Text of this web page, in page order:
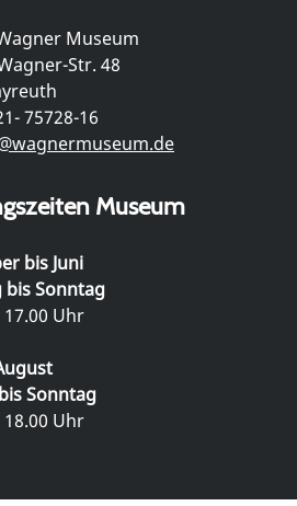
Museum
Str. 48
75728-16
Museum
bis Juni
bis Sonntag
17.00 Uhr
Sonntag
18.00 Uhr